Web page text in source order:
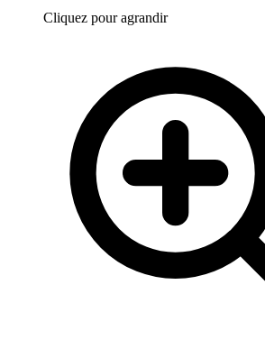
Cliquez pour agrandir